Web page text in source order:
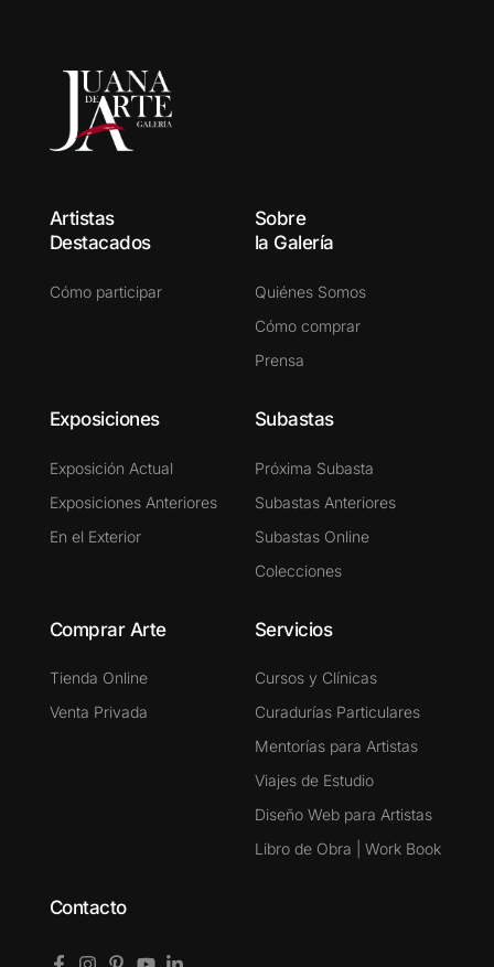
Artistas
Destacados
Cómo participar
Sobre
la Galería
Quiénes Somos
Cómo comprar
Prensa
Exposiciones
Exposición Actual
Exposiciones Anteriores
En el Exterior
Subastas
Próxima Subasta
Subastas Anteriores
Subastas Online
Colecciones
Comprar Arte
Tienda Online
Venta Privada
Servicios
Cursos y Clínicas
Curadurías Particulares
Mentorías para Artistas
Viajes de Estudio
Diseño Web para Artistas
Libro de Obra | Work Book
Contacto